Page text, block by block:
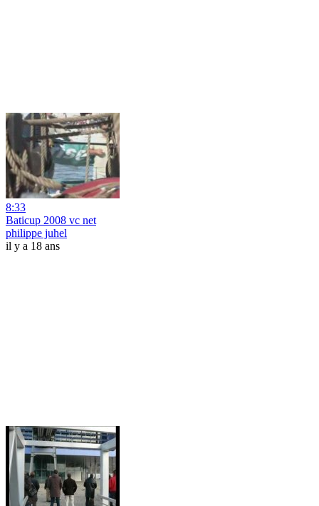
8:33
Baticup 2008 vc net
philippe juhel
il y a 18 ans